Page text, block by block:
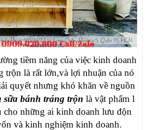
tiềm năng của việc kinh doanh
trộn là rất lớn,và lợi nhuận của nó
quyết nhưng khó khăn về nguồn
sữa bánh tráng trộn là vật phẩm l
cho những ai kinh doanh lưu độn
và kinh nghiệm kinh doanh.